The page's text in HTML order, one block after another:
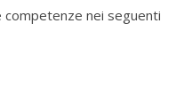
competenze nei seguenti